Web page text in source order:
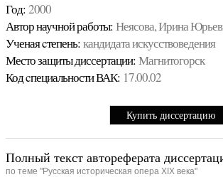
Год: 2000
Автор научной работы: Неясова, Ирина
Ученая cтепень: кандидата искусствоведения
Место защиты диссертации: Магнитогорск
Код cпециальности ВАК: 17.00.02
Купить диссертацию
Полный текст автореферата
по теме "Русская историческая опера XIX века"